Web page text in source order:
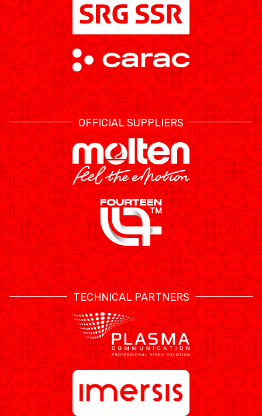
OFFICIAL SUPPLIERS
TECHNICAL PARTNERS